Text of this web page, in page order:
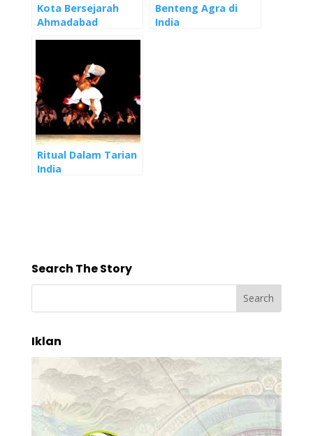
Kota Bersejarah
Ahmadabad
Benteng Agra di
India
Ritual Dalam Tarian
India
Search The Story
Iklan